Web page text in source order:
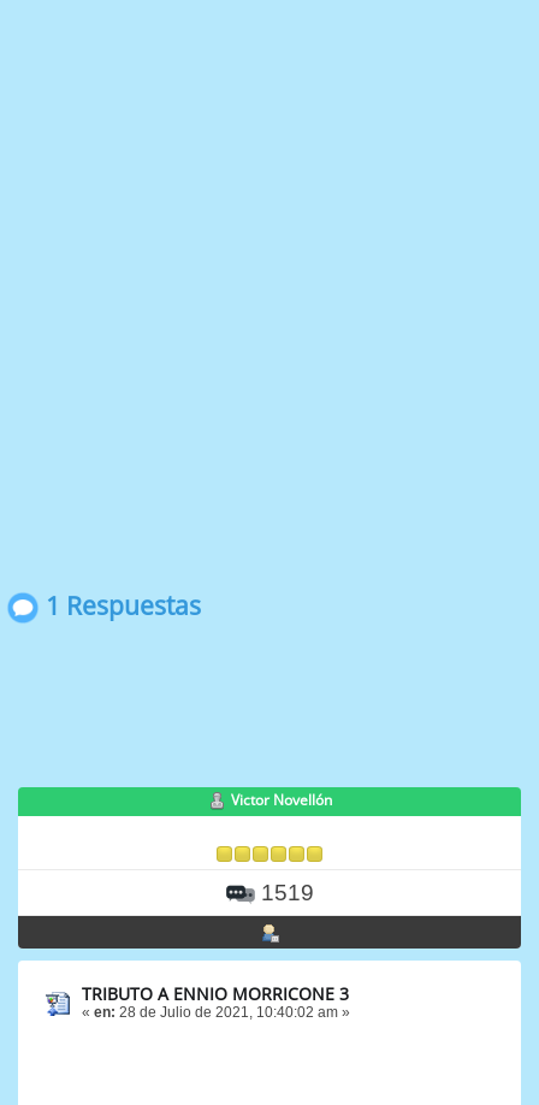
1 Respuestas
Victor Novellón
1519
TRIBUTO A ENNIO MORRICONE 3
« en: 28 de Julio de 2021, 10:40:02 am »